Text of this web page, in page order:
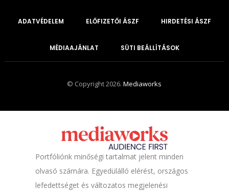
ADATVÉDELEM ELŐFIZETŐI ÁSZF HIRDETÉSI ÁSZF
MÉDIAAJÁNLAT SÜTI BEÁLLÍTÁSOK
© Copyright 2026.Mediaworks
Portfóliónk minőségi tartalmat jelent minden
olvasó számára. Egyedülálló elérést, országos
lefedettséget és változatos megjelenési